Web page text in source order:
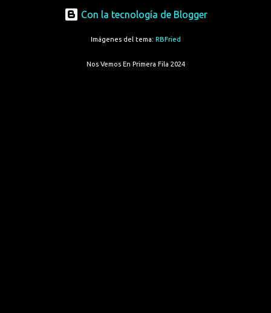
Con la tecnología de Blogger
Imágenes del tema: RBFried
Nos Vemos En Primera Fila 2024